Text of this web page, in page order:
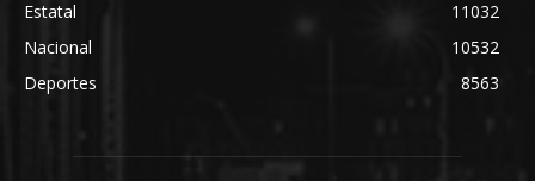
Estatal
11032
Nacional
10532
Deportes
8563